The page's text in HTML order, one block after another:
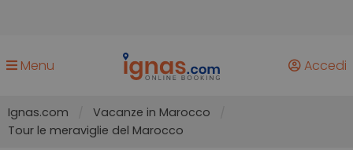
Menu Accedi
Ignas.com
Vacanze in Marocco
Tour le meraviglie del Marocco